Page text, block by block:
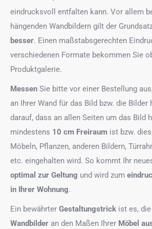
eindrucksvoll entfalten kann. Vor allem
hängenden Wandbildern gilt der
besser. Einen maßstabsgerechten
verschiedenen Formate bekommen Sie
Produktgalerie.
Messen Sie bitte vor einer Bestellung
an Ihrer Wand für das Bild bzw. die Bilder
darauf, dass an allen Seiten um das Bild
mindestens 10 cm Freiraum ist bzw.
Möbeln, Pflanzen, anderen Bildern,
etc. eingehalten wird. So kommt Ihr
optimal zur Geltung und wird zum
in Ihrer Wohnung.
Ein bewährter Gestaltungstrick ist es, die
Wandbilder an den Maßen Ihrer Möbel